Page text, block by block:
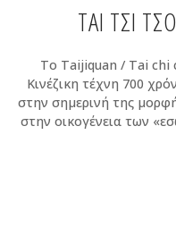
ΤΑΙ ΤΣΙ
Το Taijiquan / Τai chi
Κινέζικη τέχνη 700
στην σημερινή της
στην οικογένεια των